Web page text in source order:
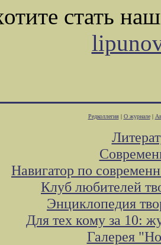
стать
Редколлегия| О журнале|
Навигатор по
Клуб любителей
Энциклопедия
Для тех кому за 10:
Галерея